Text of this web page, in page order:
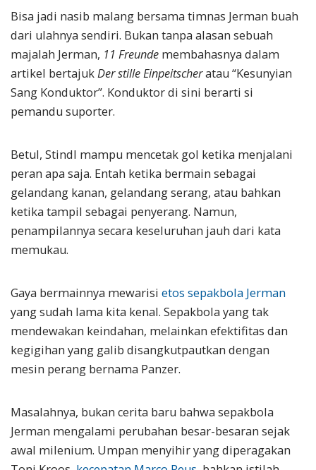
Bisa jadi nasib malang bersama timnas Jerman buah
dari ulahnya sendiri. Bukan tanpa alasan sebuah
majalah Jerman, 11 Freunde membahasnya dalam
artikel bertajukDer stille Einpeitscheratau “Kesunyian
Sang Konduktor”. Konduktor di sini berarti si
pemandu suporter.
Betul, Stindl mampu mencetak gol ketika menjalani
peran apa saja. Entah ketika bermain sebagai
gelandang kanan, gelandang serang, atau bahkan
ketika tampil sebagai penyerang. Namun,
penampilannya secara keseluruhan jauh dari kata
memukau.
Gaya bermainnya mewarisi etos sepakbola Jerman
yang sudah lama kita kenal. Sepakbola yang tak
mendewakan keindahan, melainkan efektifitas dan
kegigihan yang galib disangkutpautkan dengan
mesin perang bernama Panzer.
Masalahnya, bukan cerita baru bahwa sepakbola
Jerman mengalami perubahan besar-besaran sejak
awal milenium. Umpan menyihir yang diperagakan